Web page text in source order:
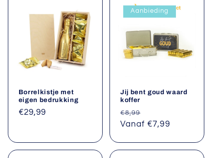
Borrelkistje met
eigen bedrukking
Normale
€29,99
Aanbieding
Jij bent goud waard
koffer
Normale
prijs
€8,99
Vanaf €7,99